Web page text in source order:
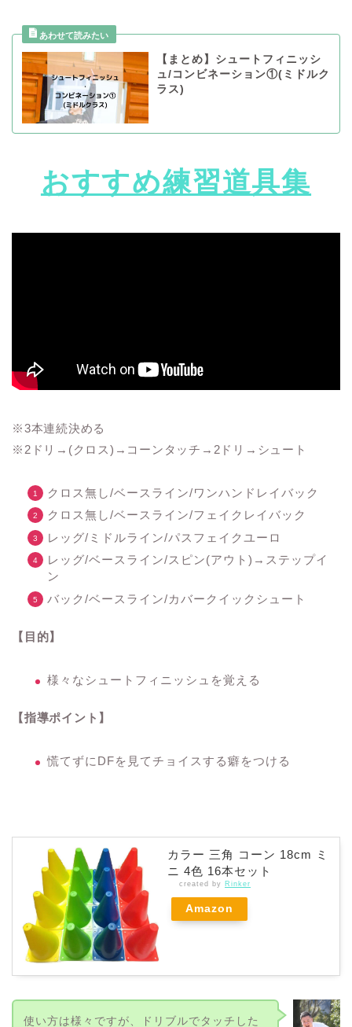
【まとめ】シュートフィニッシ
ュ/コンビネーション①(ミドルク
ラス)
おすすめ練習道具集
※3本連続決める
※2ドリ→(クロス)→コーンタッチ→2ドリ→シュート
クロス無し/ベースライン/ワンハンドレイバック
クロス無し/ベースライン/フェイクレイバック
レッグ/ミドルライン/パスフェイクユーロ
レッグ/ベースライン/スピン(アウト)→ステップイ
ン
バック/ベースライン/カバークイックシュート
【目的】
様々なシュートフィニッシュを覚える
【指導ポイント】
慌てずにDFを見てチョイスする癖をつける
カラー 三角 コーン 18cm ミ
ニ 4色 16本セット
created by Rinker
Amazon
使い方は様々ですが、ドリブルでタッチした